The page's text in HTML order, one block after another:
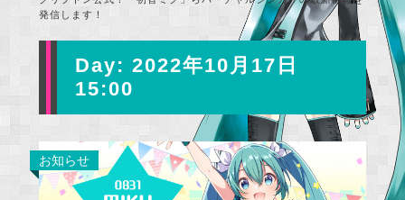
発信します！
Day: 2022年10月17日
15:00
お知らせ